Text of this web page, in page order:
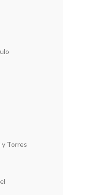
y Torres